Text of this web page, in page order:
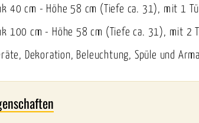
40 cm - Höhe 58 cm (Tiefe ca. 31), mit 1
100 cm - Höhe 58 cm (Tiefe ca. 31), mit 2
Dekoration, Beleuchtung, Spüle und